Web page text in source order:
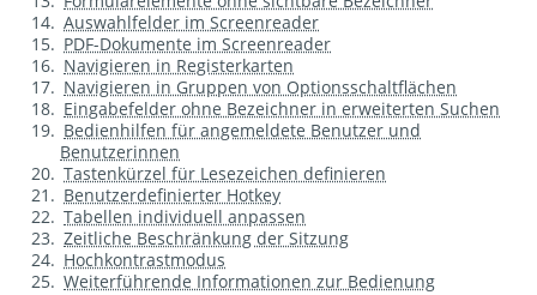
Auswahlfelder im Screenreader
PDF-Dokumente im Screenreader
Navigieren in Registerkarten
Navigieren in Gruppen von Optionsschaltflächen
Eingabefelder ohne Bezeichner in erweiterten Suchen
Bedienhilfen für angemeldete Benutzer und
Benutzerinnen
Tastenkürzel für Lesezeichen definieren
Benutzerdefinierter Hotkey
Tabellen individuell anpassen
Zeitliche Beschränkung der Sitzung
Hochkontrastmodus
Weiterführende Informationen zur Bedienung